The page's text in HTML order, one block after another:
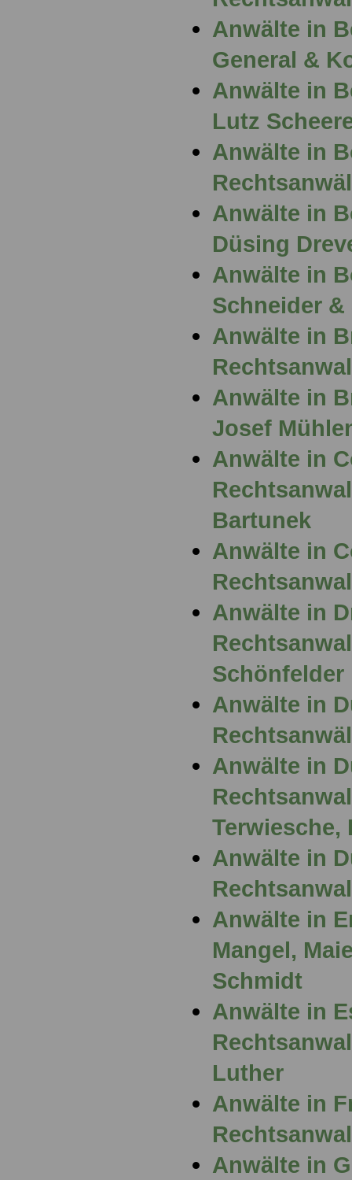
Anwälte in
General &
Anwälte in
Lutz
Anwälte in
Anwälte in
Düsing
Anwälte in
Schneider
Anwälte in
Anwälte in
Josef
Anwälte in
Bartunek
Anwälte in
Anwälte in
Schönfelder
Anwälte in
Anwälte in
Terwiesche,
Anwälte in
Anwälte in
Mangel,
Schmidt
Anwälte in
Luther
Anwälte in
Anwälte in